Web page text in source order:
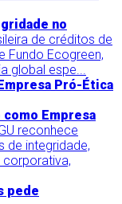
no
de créditos de
Fundo Ecogreen,
global espe...
Empresa
reconhece
de integridade,